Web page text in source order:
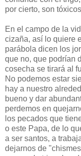
por cierto, son
En el campo de la
cizaña, así lo quiere
parábola dicen los
que no, que podrían
cosecha se tirará al
No podemos estar
hay a nuestro
bueno y dar
perdemos en
los pecados que
o este Papa, de lo
a ser santos, a
dejarnos de